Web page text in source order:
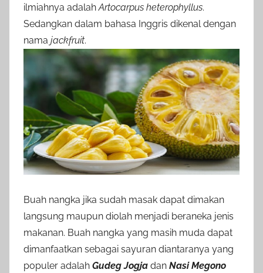
ilmiahnya adalahArtocarpus heterophyllus.
Sedangkan dalam bahasa Inggris dikenal dengan
nama jackfruit.
Buah nangka jika sudah masak dapat dimakan
langsung maupun diolah menjadi beraneka jenis
makanan. Buah nangka yang masih muda dapat
dimanfaatkan sebagai sayuran diantaranya yang
populer adalah Gudeg Jogja dan Nasi Megono